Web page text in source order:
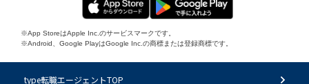
※App StoreはApple Inc.のサービスマークです。
※Android、Google PlayはGoogle Inc.の商標または登録商標です。
type転職エージェントTOP